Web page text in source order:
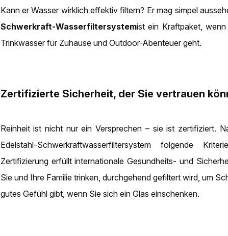
Kann er Wasser wirklich effektiv filtern? Er mag simpel
Schwerkraft-Wasserfiltersystemist ein Kraftpaket,
Trinkwasser für Zuhause und Outdoor-Abenteuer geht.
Zertifizierte Sicherheit, der Sie vertrauen
Reinheit ist nicht nur ein Versprechen – sie ist zertifiziert.
Edelstahl-Schwerkraftwasserfiltersystem folgende
Zertifizierung erfüllt internationale Gesundheits- und
Sie und Ihre Familie trinken, durchgehend gefiltert wird, um
gutes Gefühl gibt, wenn Sie sich ein Glas einschenken.